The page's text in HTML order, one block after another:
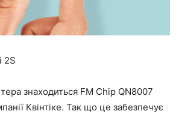
2S
знаходиться FM Chip QN8007
Квінтіке. Так що це забезпечує